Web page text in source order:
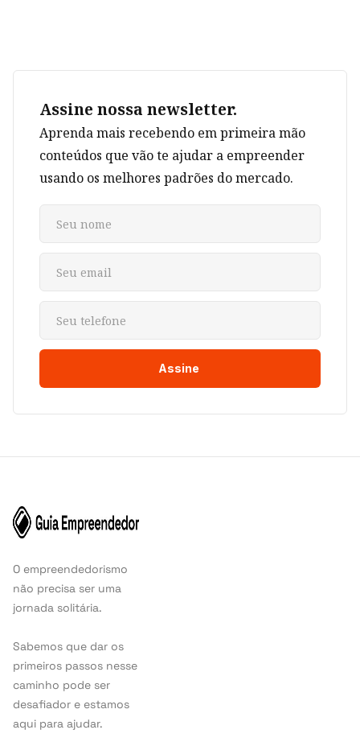
Assine nossa newsletter.
Aprenda mais recebendo em primeira mão
conteúdos que vão te ajudar a empreender
usando os melhores padrões do mercado.
O empreendedorismo
não precisa ser uma
jornada solitária.
Sabemos que dar os
primeiros passos nesse
caminho pode ser
desafiador e estamos
aqui para ajudar.